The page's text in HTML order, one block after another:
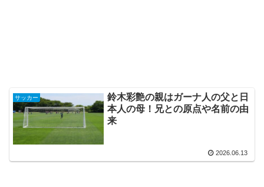
サッカー
鈴木彩艶の親はガーナ人の父と日
本人の母！兄との原点や名前の由
来
2026.06.13